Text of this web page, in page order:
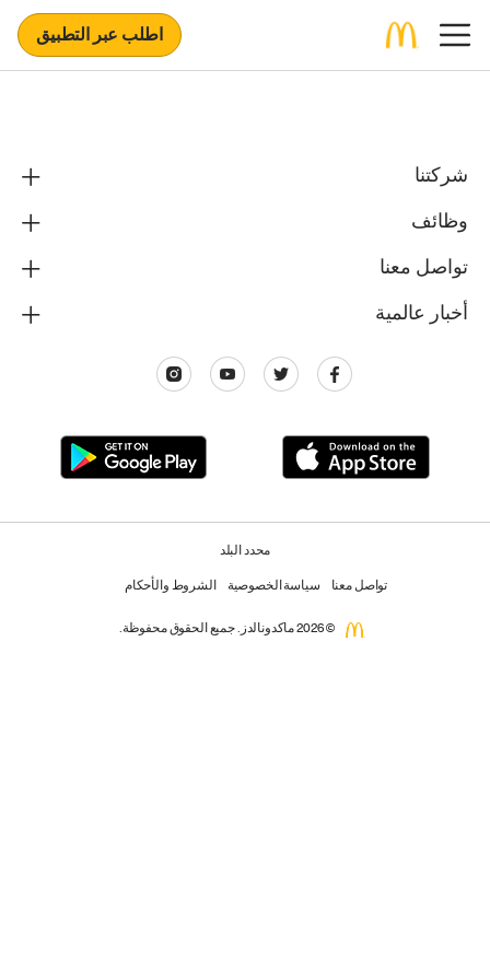
اطلب عبر التطبيق
شركتنا
وظائف
تواصل معنا
أخبار عالمية
محدد البلد
تواصل معنا سياسة الخصوصية الشروط والأحكام
© 2026 ماكدونالدز. جميع الحقوق محفوظة.